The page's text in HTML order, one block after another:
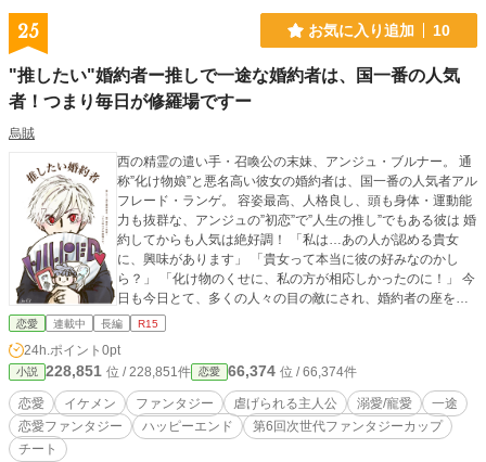
25 お気に入り追加 10
"推したい"婚約者ー推しで一途な婚約者は、国一番の人気
者！つまり毎日が修羅場ですー
烏賊
西の精霊の遣い手・召喚公の末妹、アンジュ・ブルナー。 通
称”化け物娘”と悪名高い彼女の婚約者は、国一番の人気者アル
フレード・ランゲ。 容姿最高、人格良し、頭も身体・運動能
力も抜群な、アンジュの”初恋”で”人生の推し”でもある彼は 婚
約してからも人気は絶好調！ 「私は…あの人が認める貴女
に、興味があります」 「貴女って本当に彼の好みなのかし
ら？」 「化け物のくせに、私の方が相応しかったのに！」 今
日も今日とて、多くの人々の目の敵にされ、婚約者の座を狙
われるも アンジュ・ブルナーは推しとの幸せを目指して戦い
だから、私の大事にしている"もの"を奪おうとするなら次は容
赦はしない」 これは自然美しい国ファラデウスで燃え上が
る、恋愛戦闘譚である。 『愛おしい君。結ばれるならば、喜
んで"悪"に転じよう』
恋愛 連載中 長編 R15
24h.ポイント 0pt
小説 228,851 位 / 228,851件 恋愛 66,374 位 / 66,374件
恋愛 イケメン ファンタジー 虐げられる主人公 溺愛/寵愛
一途
恋愛ファンタジー
ハッピーエンド
第6回次世代ファンタジーカップ
チート